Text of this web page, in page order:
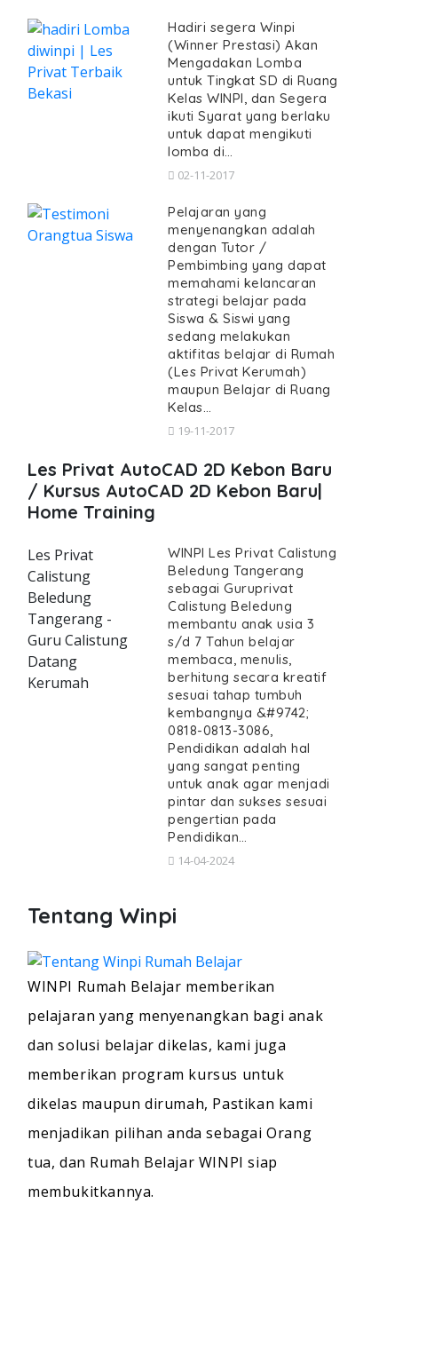
Hadiri segera Winpi
(Winner Prestasi) Akan
Mengadakan Lomba
untuk Tingkat SD di Ruang
Kelas WINPI, dan Segera
ikuti Syarat yang berlaku
untuk dapat mengikuti
lomba di…
02-11-2017
Pelajaran yang
menyenangkan adalah
dengan Tutor /
Pembimbing yang dapat
memahami kelancaran
strategi belajar pada
Siswa & Siswi yang
sedang melakukan
aktifitas belajar di Rumah
(Les Privat Kerumah)
maupun Belajar di Ruang
Kelas…
19-11-2017
Les Privat AutoCAD 2D Kebon Baru
/ Kursus AutoCAD 2D Kebon Baru|
Home Training
Les Privat
Calistung
Beledung
Tangerang -
Guru Calistung
Datang
Kerumah
WINPI Les Privat Calistung
Beledung Tangerang
sebagai Guruprivat
Calistung Beledung
membantu anak usia 3
s/d 7 Tahun belajar
membaca, menulis,
berhitung secara kreatif
sesuai tahap tumbuh
kembangnya &#9742;
0818-0813-3086,
Pendidikan adalah hal
yang sangat penting
untuk anak agar menjadi
pintar dan sukses sesuai
pengertian pada
Pendidikan…
14-04-2024
Tentang Winpi
WINPI Rumah Belajar memberikan
pelajaran yang menyenangkan bagi anak
dan solusi belajar dikelas, kami juga
memberikan program kursus untuk
dikelas maupun dirumah, Pastikan kami
menjadikan pilihan anda sebagai Orang
tua, dan Rumah Belajar WINPI siap
membukitkannya.